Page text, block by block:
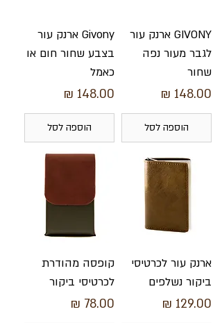
GIVONY ארנק עור
לגבר מעור נפה
שחור
מחיר
הוספה לסל
Givony ארנק עור
בצבע שחור חום או
כאמל
מחיר
הוספה לסל
ארנק עור לכרטיסי
ביקור נשלפים
מחיר
קופסה מהודרת
לכרטיסי ביקור
מחיר